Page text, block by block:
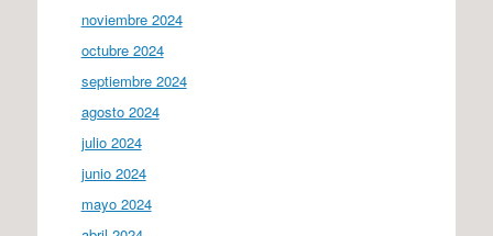
noviembre 2024
octubre 2024
septiembre 2024
agosto 2024
julio 2024
junio 2024
mayo 2024